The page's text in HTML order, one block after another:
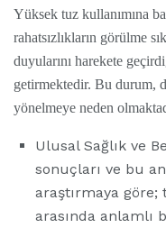
Yüksek tuz kullanımına
rahatsızlıkların görülme
duyularını harekete
getirmektedir. Bu durum,
yönelmeye neden
Ulusal Sağlık ve
sonuçları ve bu
araştırmaya göre;
arasında